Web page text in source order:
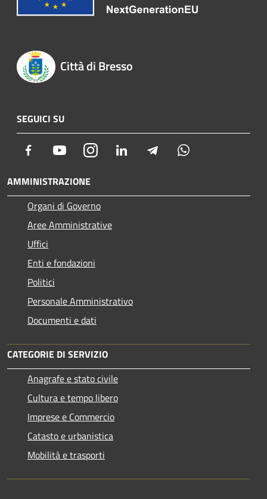
Città di Bresso
SEGUICI SU
Facebook YoutubeInstagram LinkedIn Telegram
AMMINISTRAZIONE
Organi di Governo
Aree Amministrative
Uffici
Enti e fondazioni
Politici
Personale Amministrativo
Documenti e dati
CATEGORIE DI SERVIZIO
Anagrafe e stato civile
Cultura e tempo libero
Imprese e Commercio
Catasto e urbanistica
Mobilità e trasporti